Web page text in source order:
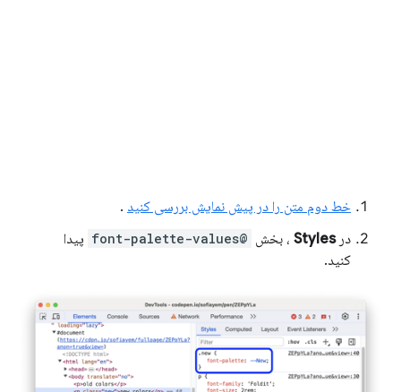
خط دوم متن را در پیش نمایش بررسی کنید .
درStyles ، بخش @font-palette-values
پیدا
کنید.